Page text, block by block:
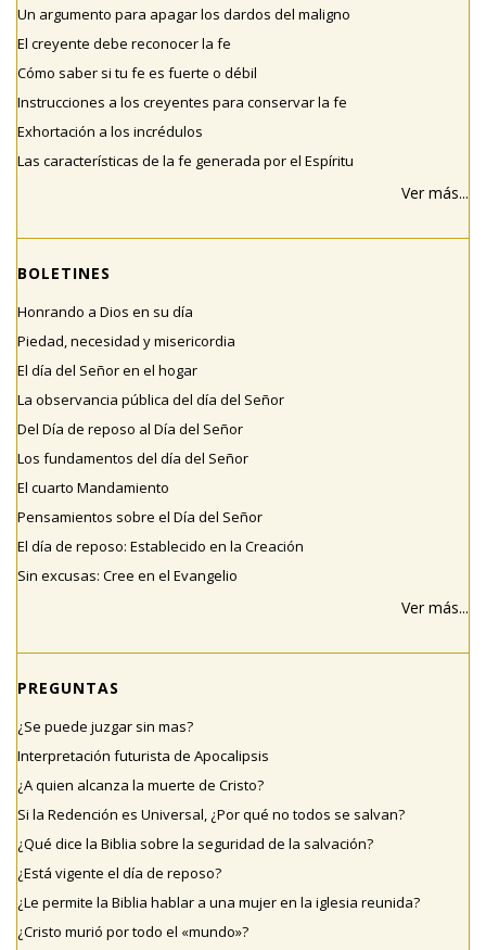
Un argumento para apagar los dardos del maligno
El creyente debe reconocer la fe
Cómo saber si tu fe es fuerte o débil
Instrucciones a los creyentes para conservar la fe
Exhortación a los incrédulos
Las características de la fe generada por el Espíritu
Ver más...
BOLETINES
Honrando a Dios en su día
Piedad, necesidad y misericordia
El día del Señor en el hogar
La observancia pública del día del Señor
Del Día de reposo al Día del Señor
Los fundamentos del día del Señor
El cuarto Mandamiento
Pensamientos sobre el Día del Señor
El día de reposo: Establecido en la Creación
Sin excusas: Cree en el Evangelio
Ver más...
PREGUNTAS
¿Se puede juzgar sin mas?
Interpretación futurista de Apocalipsis
¿A quien alcanza la muerte de Cristo?
Si la Redención es Universal, ¿Por qué no todos se salvan?
¿Qué dice la Biblia sobre la seguridad de la salvación?
¿Está vigente el día de reposo?
¿Le permite la Biblia hablar a una mujer en la iglesia reunida?
¿Cristo murió por todo el «mundo»?